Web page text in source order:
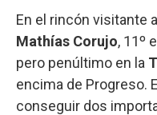
En el rincón visitante
Mathías Corujo, 11º
pero penúltimo en la
encima de Progreso.
conseguir dos